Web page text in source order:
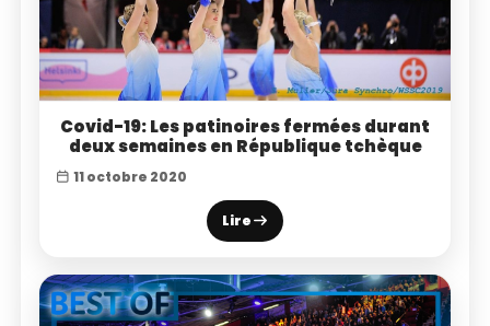
Covid-19: Les patinoires fermées durant
deux semaines en République tchèque
11 octobre 2020
Lire